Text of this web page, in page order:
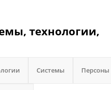
технологии,
Системы Персоны